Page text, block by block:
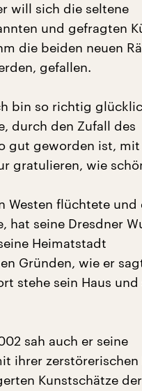
will sich die seltene
und gefragten
die beiden neuen
gefallen.
bin so richtig
durch den Zufall des
gut geworden ist, mit
gratulieren, wie
Westen flüchtete
seine Dresdner
Heimatstadt
Gründen, wie er
stehe sein Haus und
sah auch er seine
ihrer zerstörerischen
Kunstschätze der